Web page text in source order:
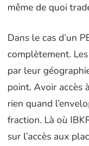
même de quoi
Dans le cas d’un
complètement.
par leur
point. Avoir accès
rien quand
fraction. Là où
sur l’accès aux